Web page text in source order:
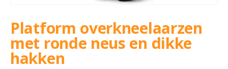
Platform overkneelaarzen
met ronde neus en dikke
hakken